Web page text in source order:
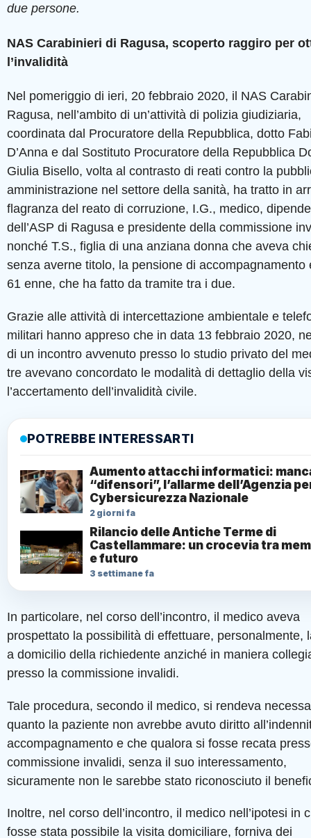
due persone.
NAS Carabinieri di Ragusa, scoperto raggiro per
l’invalidità
Nel pomeriggio di ieri, 20 febbraio 2020, il NAS
Ragusa, nell’ambito di un’attività di polizia giudiziaria,
coordinata dal Procuratore della Repubblica, dotto
D’Anna e dal Sostituto Procuratore della Repubblica
Giulia Bisello, volta al contrasto di reati contro la
amministrazione nel settore della sanità, ha tratto in
flagranza del reato di corruzione, I.G., medico,
dell’ASP di Ragusa e presidente della commissione
nonché T.S., figlia di una anziana donna che aveva
senza averne titolo, la pensione di accompagnamento
61 enne, che ha fatto da tramite tra i due.
Grazie alle attività di intercettazione ambientale e
militari hanno appreso che in data 13 febbraio 2020,
di un incontro avvenuto presso lo studio privato del
tre avevano concordato le modalità di dettaglio della
l’accertamento dell’invalidità civile.
POTREBBE INTERESSARTI
Aumento attacchi informatici:
“difensori”, l’allarme dell’Agenzia
Cybersicurezza Nazionale
2 giorni fa
Rilancio delle Antiche Terme di
Castellammare: un crocevia tra
e futuro
3 settimane fa
In particolare, nel corso dell’incontro, il medico aveva
prospettato la possibilità di effettuare, personalmente,
a domicilio della richiedente anziché in maniera
presso la commissione invalidi.
Tale procedura, secondo il medico, si rendeva
quanto la paziente non avrebbe avuto diritto
accompagnamento e che qualora si fosse recata
commissione invalidi, senza il suo interessamento,
sicuramente non le sarebbe stato riconosciuto il
Inoltre, nel corso dell’incontro, il medico nell’ipotesi in
fosse stata possibile la visita domiciliare, forniva dei